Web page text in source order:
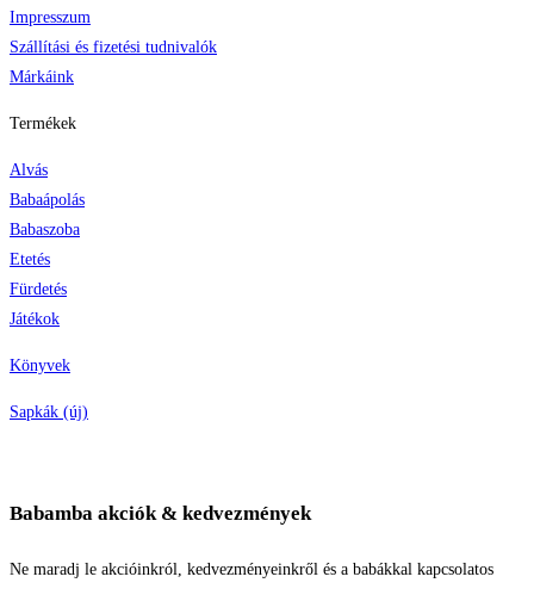
Impresszum
Szállítási és fizetési tudnivalók
Márkáink
Termékek
Alvás
Babaápolás
Babaszoba
Etetés
Fürdetés
Játékok
Könyvek
Sapkák (új)
Babamba akciók & kedvezmények
Ne maradj le akcióinkról, kedvezményeinkről és a babákkal kapcsolatos